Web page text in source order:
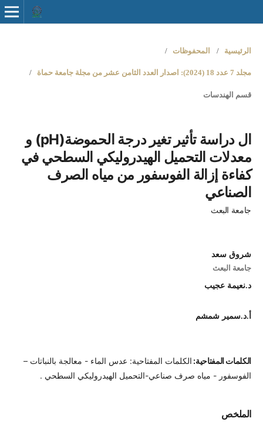
الرئيسية / المحفوظات /
مجلد 7 عدد 18 (2024): اصدار العدد الثامن عشر من مجلة جامعة حماة /
قسم الهندسات
ال دراسة تأثير تغير درجة الحموضة(pH) و
معدلات التحميل الهيدروليكي السطحي في
كفاءة إزالة الفوسفور من مياه الصرف
الصناعي
جامعة البعث
شروق سعد
جامعة البعث
د.نعيمة عجيب
أ.د.سمير شمشم
الكلمات المفتاحية: الكلمات المفتاحية: عدس الماء - معالجة بالنباتات –
الفوسفور - مياه صرف صناعي-التحميل الهيدروليكي السطحي .
الملخص